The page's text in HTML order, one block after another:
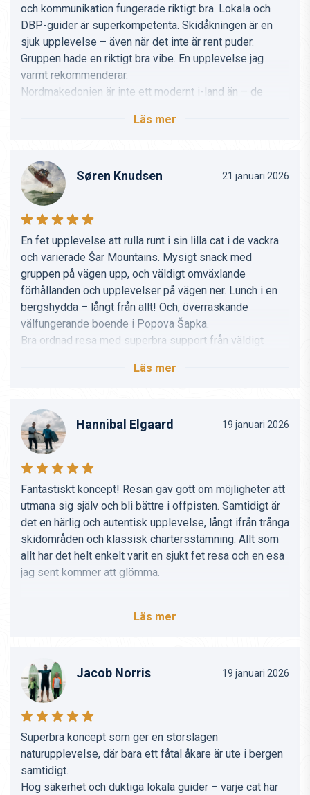
och kommunikation fungerade riktigt bra. Lokala och
DBP-guider är superkompetenta. Skidåkningen är en
sjuk upplevelse – även när det inte är rent puder.
Gruppen hade en riktigt bra vibe. En upplevelse jag
varmt rekommenderar.
Nordmakedonien är inte ett modernt i-land än – de
och överseende. Själv tycker jag det är charmigt.
det där lilla extra som lyfte det ett snäpp till.
Läs mer
Søren Knudsen 21 januari 2026
En fet upplevelse att rulla runt i sin lilla cat i de vackra
och varierade Šar Mountains. Mysigt snack med
gruppen på vägen upp, och väldigt omväxlande
förhållanden och upplevelser på vägen ner. Lunch i en
bergshydda – långt från allt! Och, överraskande
välfungerande boende i Popova Šapka.
Bra ordnad resa med superbra support från väldigt
Läs mer
Hannibal Elgaard 19 januari 2026
Fantastiskt koncept! Resan gav gott om möjligheter att
utmana sig själv och bli bättre i offpisten. Samtidigt är
det en härlig och autentisk upplevelse, långt ifrån trånga
skidområden och klassisk chartersstämning. Allt som
allt har det helt enkelt varit en sjukt fet resa och en esa
jag sent kommer att glömma.
Läs mer
Jacob Norris 19 januari 2026
Superbra koncept som ger en storslagen
naturupplevelse, där bara ett fåtal åkare är ute i bergen
samtidigt.
Hög säkerhet och duktiga lokala guider – varje cat har